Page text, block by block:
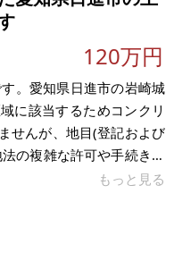
120万円
。愛知県日進市の岩崎城
に該当するためコンクリ
せんが、地目(登記および
の複雑な許可や手続きは
園や資材置き場として利
それ込みで金額相談に応
，舗装
もっと見る